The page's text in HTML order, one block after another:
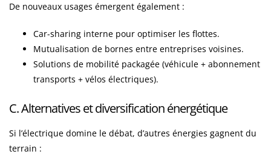
De nouveaux usages émergent également :
Car-sharing interne pour optimiser les flottes.
Mutualisation de bornes entre entreprises voisines.
Solutions de mobilité packagée (véhicule + abonnement
transports + vélos électriques).
C. Alternatives et diversification énergétique
Si l’électrique domine le débat, d’autres énergies gagnent du
terrain :